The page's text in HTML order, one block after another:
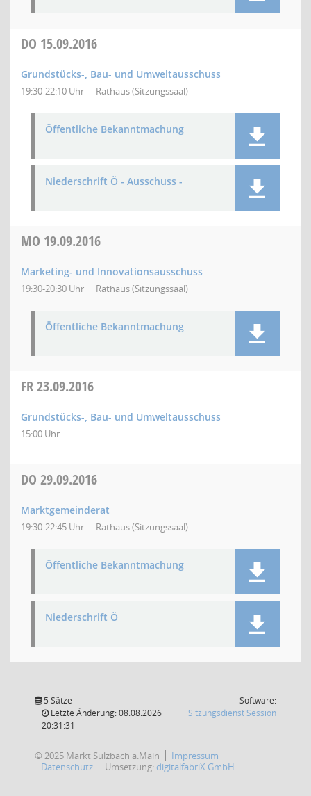
DO 15.09.2016
Grundstücks-, Bau- und Umweltausschuss
19:30-22:10 Uhr Rathaus (Sitzungssaal)
Öffentliche Bekanntmachung
Niederschrift Ö - Ausschuss -
MO 19.09.2016
Marketing- und Innovationsausschuss
19:30-20:30 Uhr Rathaus (Sitzungssaal)
Öffentliche Bekanntmachung
FR23.09.2016
Grundstücks-, Bau- und Umweltausschuss
15:00 Uhr
DO 29.09.2016
Marktgemeinderat
19:30-22:45 Uhr Rathaus (Sitzungssaal)
Öffentliche Bekanntmachung
Niederschrift Ö
5 Sätze
Letzte Änderung: 08.08.2026
20:31:31
Software:
Sitzungsdienst Session(Wird in
© 2025 Markt Sulzbach a.Main
Impressum
Datenschutz
Umsetzung: digitalfabriX GmbH